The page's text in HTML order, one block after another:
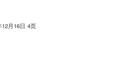
12月16日 4页